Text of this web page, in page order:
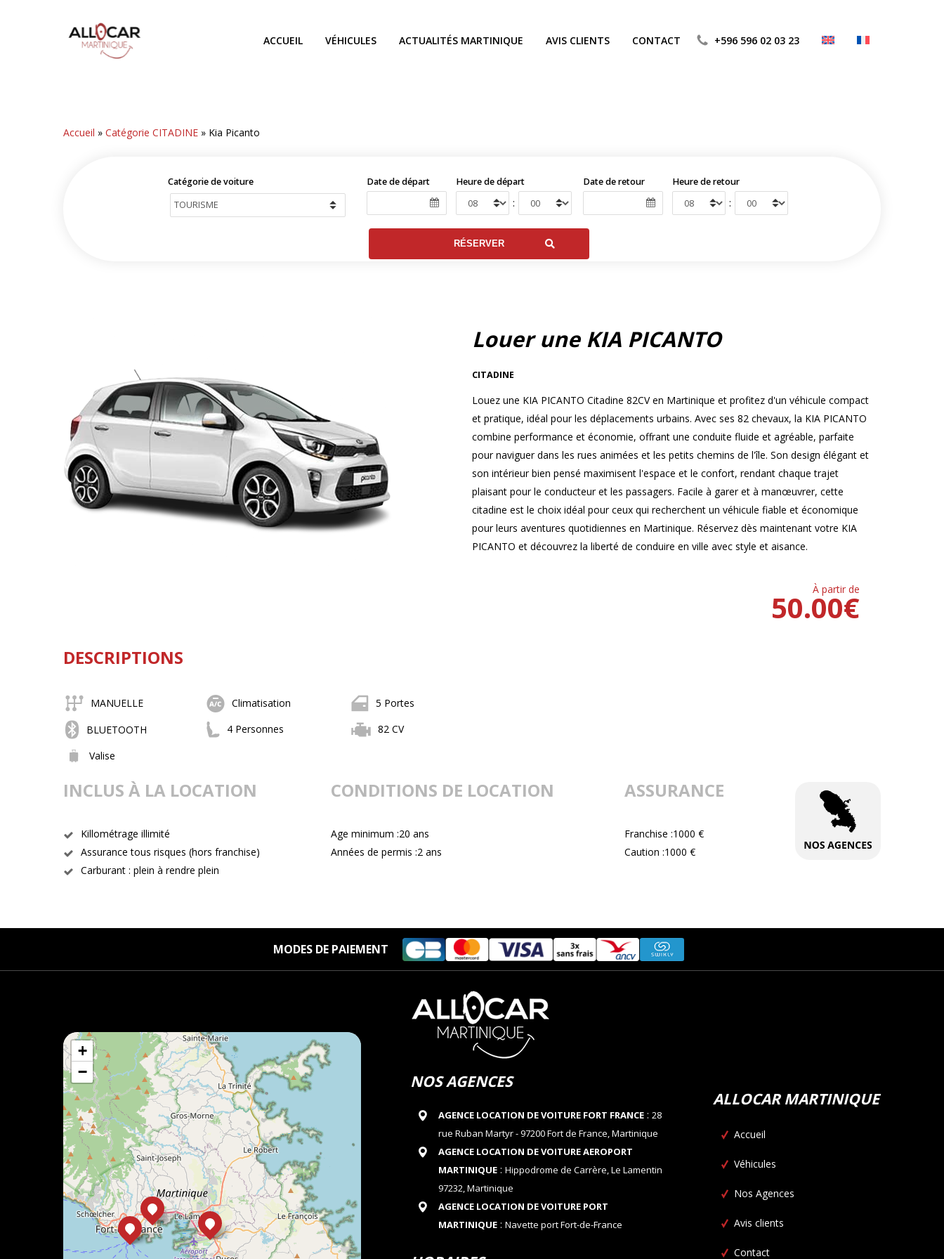
ACCUEIL VÉHICULES ACTUALITÉS MARTINIQUE AVIS CLIENTS CONTACT +596 596 02 03 23
Accueil »Catégorie CITADINE » Kia Picanto
Catégorie de voiture Date de départ Heure de départ
:
Date de retour Heure de retour
:
Louer une KIA PICANTO
CITADINE
Louez une KIA PICANTO Citadine 82CV en Martinique et profitez d'un véhicule compact
et pratique, idéal pour les déplacements urbains. Avec ses 82 chevaux, la KIA PICANTO
combine performance et économie, offrant une conduite fluide et agréable, parfaite
pour naviguer dans les rues animées et les petits chemins de l'île. Son design élégant et
son intérieur bien pensé maximisent l'espace et le confort, rendant chaque trajet
plaisant pour le conducteur et les passagers. Facile à garer et à manœuvrer, cette
citadine est le choix idéal pour ceux qui recherchent un véhicule fiable et économique
pour leurs aventures quotidiennes en Martinique. Réservez dès maintenant votre KIA
PICANTO et découvrez la liberté de conduire en ville avec style et aisance.
À partir de
€
50.00
DESCRIPTIONS
MANUELLE Climatisation
5 Portes
BLUETOOTH
4 Personnes
82 CV
Valise
INCLUS À LA LOCATION
Killométrage illimité
Assurance tous risques (hors franchise)
Carburant : plein à rendre plein
CONDITIONS DE LOCATION
Age minimum :20 ans
Années de permis :2 ans
ASSURANCE
Franchise :1000 €
Caution :1000 €
MODES DE PAIEMENT
+
−
NOS AGENCES
AGENCE LOCATION DE VOITURE FORT FRANCE: 28
rue Ruban Martyr - 97200 Fort de France, Martinique
AGENCE LOCATION DE VOITURE AEROPORT
MARTINIQUE: Hippodrome de Carrère, Le Lamentin
97232, Martinique
AGENCE LOCATION DE VOITURE PORT
MARTINIQUE: Navette port Fort-de-France
ALLOCAR MARTINIQUE
Accueil
Véhicules
Nos Agences
Avis clients
Contact